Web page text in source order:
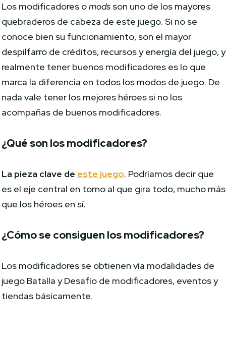
Los modificadores omods son uno de los mayores
quebraderos de cabeza de este juego. Si no se
conoce bien su funcionamiento, son el mayor
despilfarro de créditos, recursos y energía del juego, y
realmente tener buenos modificadores es lo que
marca la diferencia en todos los modos de juego. De
nada vale tener los mejores héroes si no los
acompañas de buenos modificadores.
¿Qué son los modificadores?
La pieza clave de este juego. Podríamos decir que
es el eje central en torno al que gira todo, mucho más
que los héroes en sí.
¿Cómo se consiguen los modificadores?
Los modificadores se obtienen vía modalidades de
juego Batalla y Desafío de modificadores, eventos y
tiendas básicamente.